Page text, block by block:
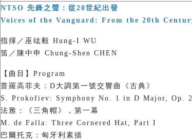
NTSO 先鋒之聲：從20世紀出發
Voices of the Vanguard: From the 20th
指揮／巫竑毅 Hung-I WU
笛／陳中申 Chung-Shen CHEN
【曲目】Program
普羅高菲夫：D大調第一號交響曲《古典》
S. Prokofiev: Symphony No. 1 in D Major, Op.
法雅：《三角帽》，第一幕
M. de Falla: Three Cornered Hat, Part I
巴爾托克：匈牙利素描